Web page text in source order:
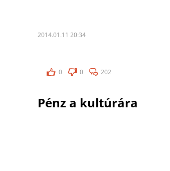
2014.01.11 20:34
0 0 202
Pénz a kultúrára